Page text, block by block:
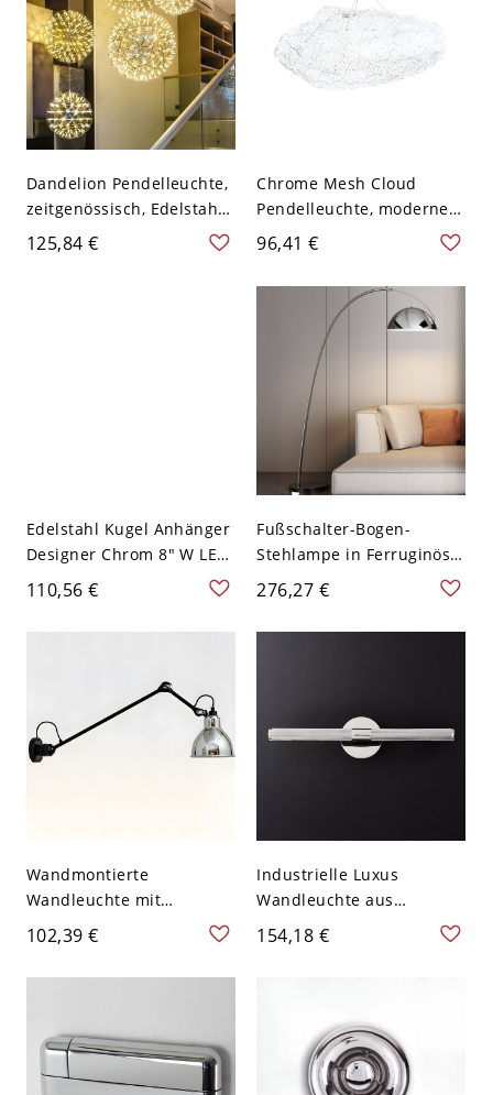
Dandelion Pendelleuchte,
zeitgenössisch, Edelstahl,
mehrere Köpfe, Chrom,
hängender Kronleuchter,
125,84 €
Chrome Mesh Cloud
Pendelleuchte, modernes
Metall-LED-Decken-
Hängeleuchte mit weißem
Licht, 12" breit
96,41 €
Edelstahl Kugel Anhänger
Designer Chrom 8" W LED
Deckenleuchter für
Wohnzimmer
110,56 €
Fußschalter-Bogen-
Stehlampe in Ferruginös
mit Eisenschirm,
anpassbarer Höhe und 1
Licht -
276,27 €
Wandmontierte
Wandleuchte mit
verstellbarem Arm, 1
Licht, moderner Stil,
Metallschirm - 110V-120V
102,39 €
Industrielle Luxus
Wandleuchte aus
massivem Messing,
lineare gerändelte
110V-120V Chrom
154,18 €